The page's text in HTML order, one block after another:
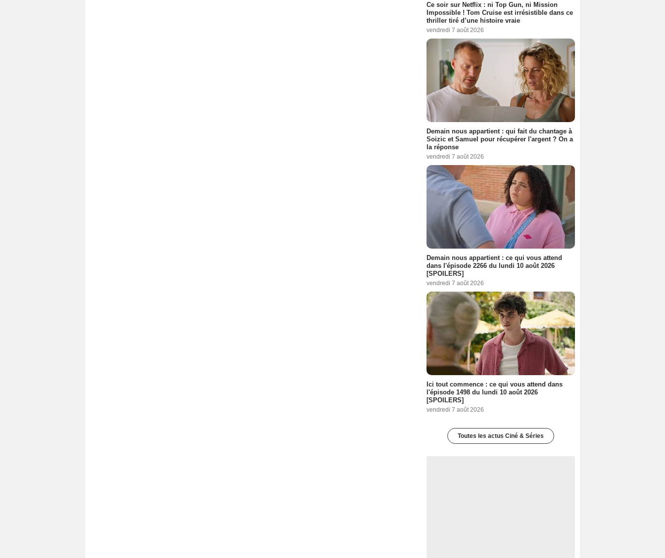
Ce soir sur Netflix : ni Top Gun, ni Mission
Impossible ! Tom Cruise est irrésistible dans ce
thriller tiré d’une histoire vraie
vendredi 7 août 2026
Demain nous appartient : qui fait du chantage à
Soizic et Samuel pour récupérer l'argent ? On a
la réponse
vendredi 7 août 2026
Demain nous appartient : ce qui vous attend
dans l'épisode 2266 du lundi 10 août 2026
[SPOILERS]
vendredi 7 août 2026
Ici tout commence : ce qui vous attend dans
l'épisode 1498 du lundi 10 août 2026
[SPOILERS]
vendredi 7 août 2026
Toutes les actus Ciné & Séries